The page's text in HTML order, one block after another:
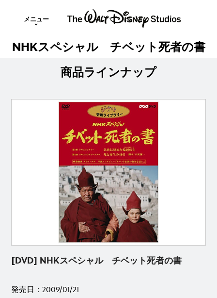
メニュー
NHKスペシャル チベット死者の書
商品ラインナップ
[DVD] NHKスペシャル チベット死者の書
発売日：2009/01/21